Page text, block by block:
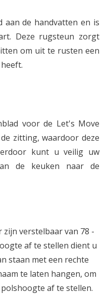
aan de handvatten en is
Deze rugsteun zorgt
om uit te rusten een
voor de Let's Move
zitting, waardoor deze
kunt u veilig uw
de keuken naar de
verstelbaar van 78 -
af te stellen dient u
staan met een rechte
te laten hangen, om
af te stellen.